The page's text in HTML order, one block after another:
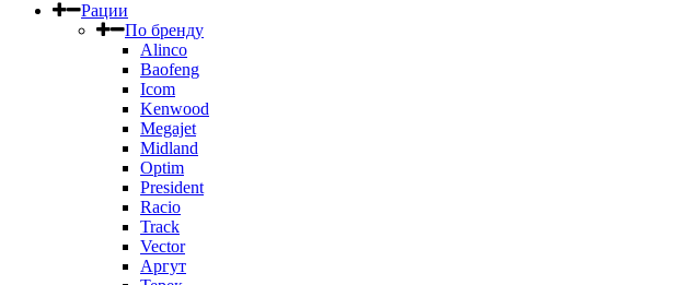
Рации
По бренду
Alinco
Baofeng
Icom
Kenwood
Megajet
Midland
Optim
President
Racio
Track
Vector
Аргут